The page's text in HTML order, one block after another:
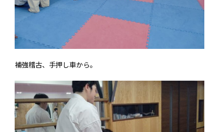
補強稽古、手押し車から。